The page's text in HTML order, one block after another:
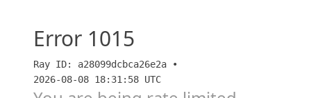
共用廊下が存在しないマンション！？『デュオヒルズ
伏見』の考察【スムハジメ】